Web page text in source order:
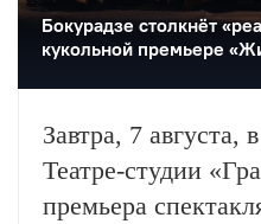
Бокурадзе столкнëт
кукольной премьере
Завтра, 7
Театре-студии
премьера